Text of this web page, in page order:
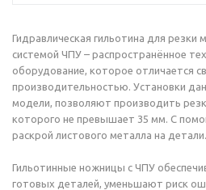
Гидравлическая гильотина для резки
системой ЧПУ – распространённое
оборудование, которое отличается
производительностью. Установки
модели, позволяют производить
которого не превышает 35 мм. С
раскрой листового металла на детали.
Гильотинные ножницы с ЧПУ
готовых деталей, уменьшают риск